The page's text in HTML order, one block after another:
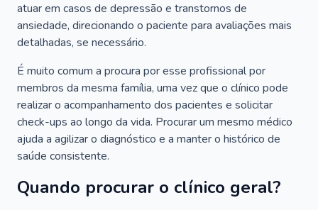
atuar em casos de depressão e transtornos de
ansiedade, direcionando o paciente para avaliações mais
detalhadas, se necessário.
É muito comum a procura por esse profissional por
membros da mesma família, uma vez que o clínico pode
realizar o acompanhamento dos pacientes e solicitar
check-ups ao longo da vida. Procurar um mesmo médico
ajuda a agilizar o diagnóstico e a manter o histórico de
saúde consistente.
Quando procurar o clínico geral?